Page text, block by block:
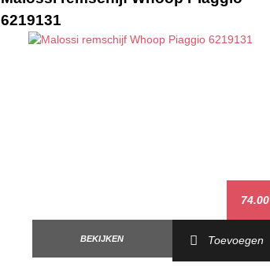
6219131
74.00
BEKIJKEN Toevoegen